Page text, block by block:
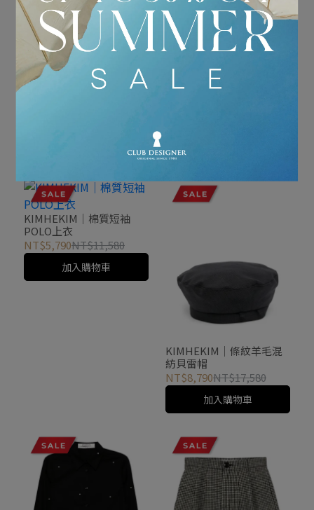
KIMHEKIM｜棉質短袖
POLO上衣
NT$5,790NT$11,580
加入購物車
KIMHEKIM｜條紋羊毛混
紡貝雷帽
NT$8,790NT$17,580
加入購物車